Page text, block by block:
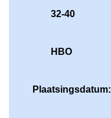
32-40
HBO